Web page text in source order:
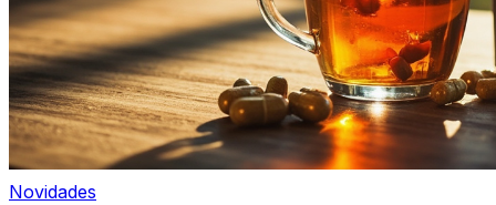
Novidades